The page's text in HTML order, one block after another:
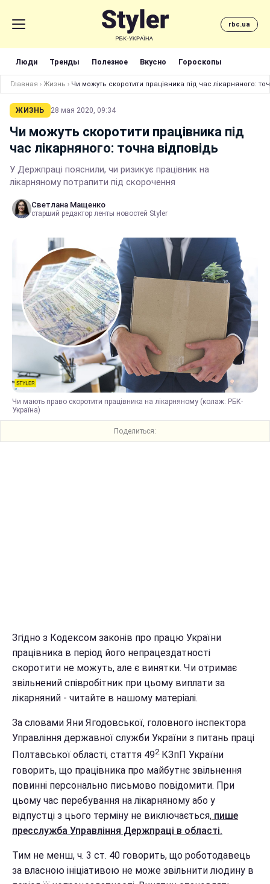
rbc.ua
Люди Тренды Полезное Вкусно Гороскопы
Главная › Жизнь › Чи можуть скоротити працівника під час лікарняного:
ЖИЗНЬ 28 мая 2020, 09:34
Чи можуть скоротити працівника під
час лікарняного: точна відповідь
У Держпраці пояснили, чи ризикує працівник на
лікарняному потрапити під скорочення
Светлана Мащенко
старший редактор ленты новостей Styler
Чи мають право скоротити працівника на лікарняному (колаж: РБК-
Україна)
Поделиться:
Згідно з Кодексом законів про працю України
працівника в період його непрацездатності
скоротити не можуть, але є винятки. Чи отримає
звільнений співробітник при цьому виплати за
лікарняний - читайте в нашому матеріалі.
За словами Яни Ягодовської, головного інспектора
Управління державної служби України з питань праці
Полтавської області, стаття 492КЗпП України
говорить, що працівника про майбутнє звільнення
повинні персонально письмово повідомити. При
цьому час перебування на лікарняному або у
відпустці з цього терміну не виключається, пише
пресслужба Управління Держпраці в області.
Тим не менш, ч. 3 ст. 40 говорить, що роботодавець
за власною ініціативою не може звільнити людину в